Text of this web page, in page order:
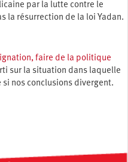
par la lutte contre le
la résurrection de la loi Yadan.
faire de la politique
sur la situation dans laquelle
nos conclusions divergent.